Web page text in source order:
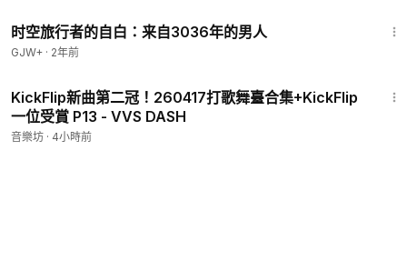
时空旅行者的自白：来自3036年的男人
GJW+ · 2年前
KickFlip新曲第二冠！260417打歌舞臺合集+KickFlip
一位受賞 P13 - VVS DASH
音樂坊 · 4小時前